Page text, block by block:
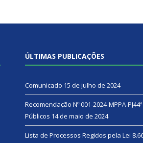
ÚLTIMAS PUBLICAÇÕES
Comunicado 15 de julho de 2024
Recomendação Nº 001-2024-MPPA-
Públicos 14 de maio de 2024
Lista de Processos Regidos pela Lei